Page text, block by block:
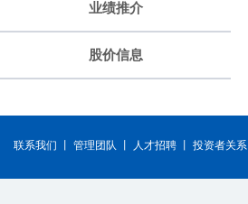
业绩推介
股价信息
联系我们 管理团队 人才招聘 投资者关系